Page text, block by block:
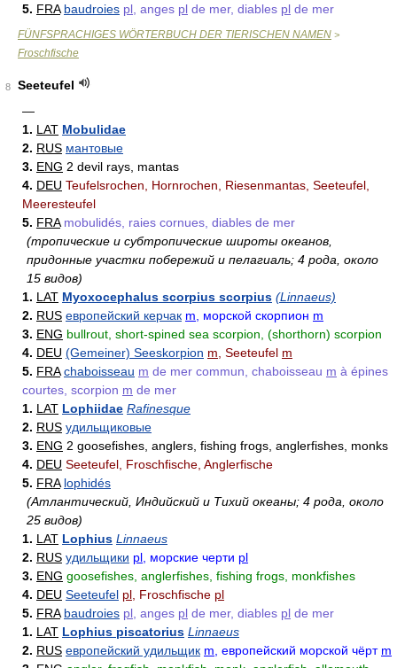
5. FRA baudroies pl , anges pl de mer, diables pl de mer
FÜNFSPRACHIGES WÖRTERBUCH DER TIERISCHEN NAMEN >
Froschfische
8
Seeteufel
—
1. LAT Mobulidae
2. RUS мантовые
3. ENG 2 devil rays, mantas
4. DEU Teufelsrochen, Hornrochen, Riesenmantas, Seeteufel,
Meeresteufel
5. FRA mobulidés, raies cornues, diables de mer
(тропические и субтропические широты океанов,
придонные участки побережий и пелагиаль; 4 рода, около
15 видов)
1. LAT Myoxocephalus scorpius scorpius (Linnaeus)
2. RUS европейский керчак m , морской скорпион m
3. ENG bullrout, short-spined sea scorpion, (shorthorn) scorpion
4. DEU (Gemeiner) Seeskorpion m , Seeteufel m
5. FRA chaboisseau m de mer commun, chaboisseau m à épines
courtes, scorpion m de mer
1. LAT Lophiidae Rafinesque
2. RUS удильщиковые
3. ENG 2 goosefishes, anglers, fishing frogs, anglerfishes, monks
4. DEU Seeteufel, Froschfische, Anglerfische
5. FRA lophidés
(Атлантический, Индийский и Тихий океаны; 4 рода, около
25 видов)
1. LAT Lophius Linnaeus
2. RUS удильщики pl , морские черти pl
3. ENG goosefishes, anglerfishes, fishing frogs, monkfishes
4. DEU Seeteufel pl , Froschfische pl
5. FRA baudroies pl , anges pl de mer, diables pl de mer
1. LAT Lophius piscatorius Linnaeus
2. RUS европейский удильщик m , европейский морской чёрт m